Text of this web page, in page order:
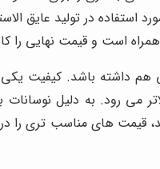
استفاده در تولید عایق
همراه است و قیمت نهایی
هم داشته باشد. کیفیت
می رود. به دلیل
قیمت های مناسب تری را